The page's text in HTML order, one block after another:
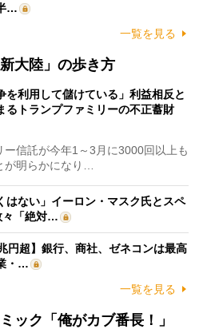
…
一覧を見る
大陸」の歩き方
を利用して儲けている」利益相反と
るトランプファミリーの不正蓄財
信託が今年1～3月に3000回以上も
明らかになり…
はない」イーロン・マスク氏とスペ
々「絶対…
円超】銀行、商社、ゼネコンは最高
・…
一覧を見る
ック「俺がカブ番長！」